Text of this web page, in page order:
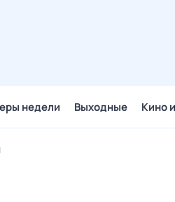
недели Выходные Кино